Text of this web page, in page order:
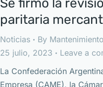
Se firmó la
paritaria
Noticias By Mantenimiento
25 julio, 2023
Leave a
La Confederación
Empresa (CAME), la